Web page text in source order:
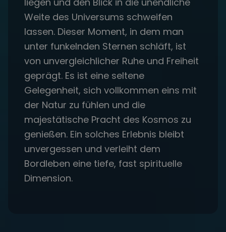
Weite des Universums schweifen
lassen. Dieser Moment, in dem man
unter funkelnden Sternen schläft, ist
von unvergleichlicher Ruhe und Freiheit
geprägt. Es ist eine seltene
Gelegenheit, sich vollkommen eins mit
der Natur zu fühlen und die
majestätische Pracht des Kosmos zu
genießen. Ein solches Erlebnis bleibt
unvergessen und verleiht dem
Bordleben eine tiefe, fast spirituelle
Dimension.